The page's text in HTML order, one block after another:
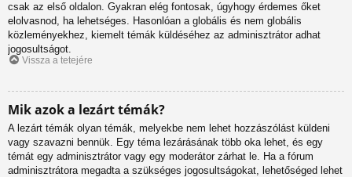
csak az első oldalon. Gyakran elég fontosak, úgyhogy érdemes őket
elolvasnod, ha lehetséges. Hasonlóan a globális és nem globális
közleményekhez, kiemelt témák küldéséhez az adminisztrátor adhat
jogosultságot.
Vissza a tetejére
Mik azok a lezárt témák?
A lezárt témák olyan témák, melyekbe nem lehet hozzászólást küldeni
vagy szavazni bennük. Egy téma lezárásának több oka lehet, és egy
témát egy adminisztrátor vagy egy moderátor zárhat le. Ha a fórum
adminisztrátora megadta a szükséges jogosultságokat, lehetőséged lehet